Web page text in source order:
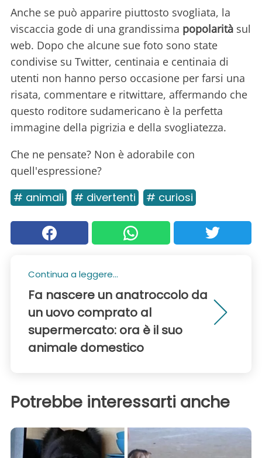
Anche se può apparire piuttosto svogliata, la
viscaccia gode di una grandissima popolarità sul
web. Dopo che alcune sue foto sono state
condivise su Twitter, centinaia e centinaia di
utenti non hanno perso occasione per farsi una
risata, commentare e ritwittare, affermando che
questo roditore sudamericano è la perfetta
immagine della pigrizia e della svogliatezza.
Che ne pensate? Non è adorabile con
quell'espressione?
# animali # divertenti # curiosi
Continua a leggere...
Fa nascere un anatroccolo da
un uovo comprato al
supermercato: ora è il suo
animale domestico
Potrebbe interessarti anche